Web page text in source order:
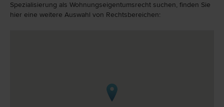
Spezialisierung als Wohnungseigentumsrecht suchen, finden Sie
hier eine weitere Auswahl von Rechtsbereichen: